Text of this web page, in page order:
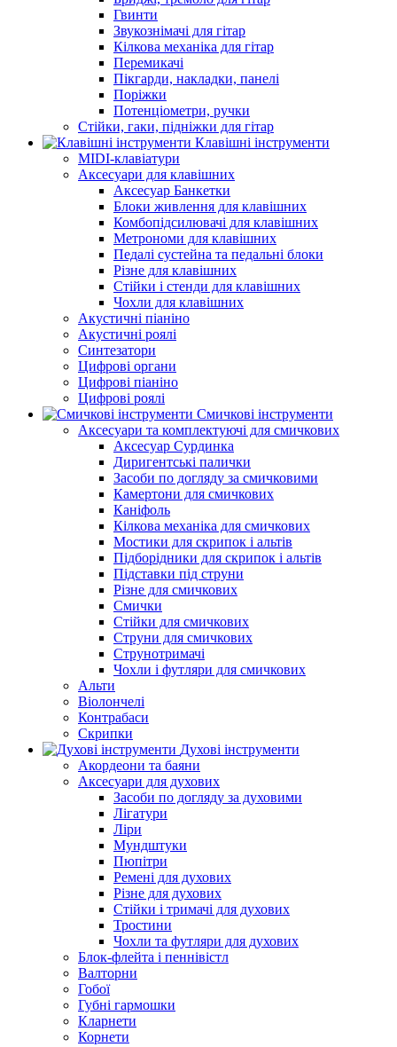
Гвинти
Звукознімачі для гітар
Кілкова механіка для гітар
Перемикачі
Пікгарди, накладки, панелі
Поріжки
Потенціометри, ручки
Стійки, гаки, підніжки для гітар
Клавішні інструменти
MIDI-клавіатури
Аксесуари для клавішних
Аксесуар Банкетки
Блоки живлення для клавішних
Комбопідсилювачі для клавішних
Метрономи для клавішних
Педалі сустейна та педальні блоки
Різне для клавішних
Стійки і стенди для клавішних
Чохли для клавішних
Акустичні піаніно
Акустичні роялі
Синтезатори
Цифрові органи
Цифрові піаніно
Цифрові роялі
Смичкові інструменти
Аксесуари та комплектуючі для смичкових
Аксесуар Сурдинка
Диригентські палички
Засоби по догляду за смичковими
Камертони для смичкових
Каніфоль
Кілкова механіка для смичкових
Мостики для скрипок і альтів
Підборiдники для скрипок і альтів
Підставки під струни
Різне для смичкових
Смички
Стійки для смичкових
Струни для смичкових
Струнотримачі
Чохли і футляри для смичкових
Альти
Віолончелі
Контрабаси
Скрипки
Духові інструменти
Акордеони та баяни
Аксесуари для духових
Засоби по догляду за духовими
Лігатури
Ліри
Мундштуки
Пюпітри
Ремені для духових
Різне для духових
Стійки і тримачі для духових
Тростини
Чохли та футляри для духових
Блок-флейта і пеннівістл
Валторни
Гобої
Губні гармошки
Кларнети
Корнети